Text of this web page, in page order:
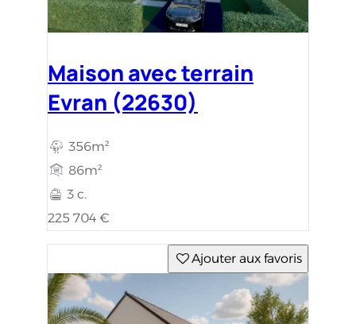
Maison avec terrain
Evran (22630)
356m²
86m²
3 c.
225 704 €
Ajouter aux favoris